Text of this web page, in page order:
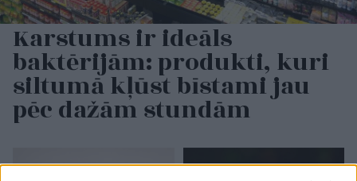
Karstums ir ideāls
baktērijām: produkti, kuri
siltumā kļūst bīstami jau
pēc dažām stundām